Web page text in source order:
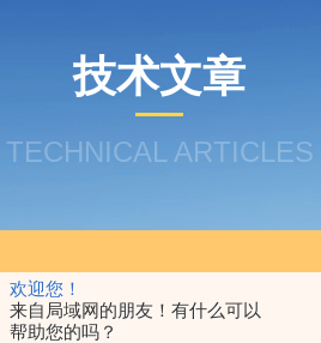
欢迎您！
来自局域网的朋友！有什么可以
帮助您的吗？
技术文章
TECHNICAL ARTICLES